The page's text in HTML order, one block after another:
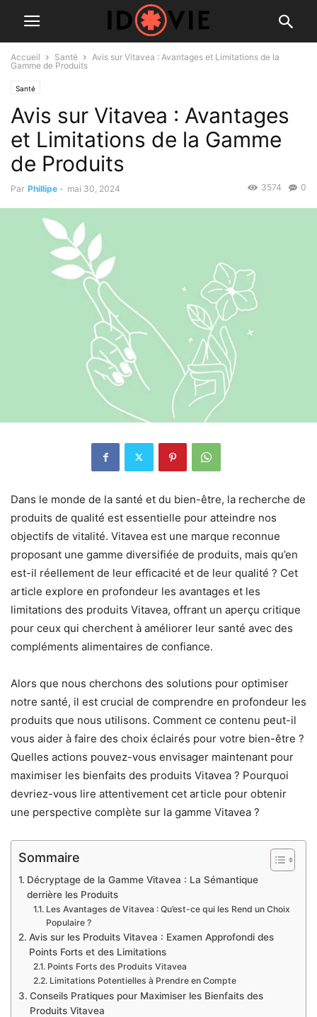
Accueil Santé
Avis sur Vitavea : Avantages et Limitations de la
Gamme de Produits
Santé
Avis sur Vitavea : Avantages
et Limitations de la Gamme
de Produits
Par Phillipe - mai 30, 2024 0
3574
Dans le monde de la santé et du bien-être, la recherche de
produits de qualité est essentielle pour atteindre nos
objectifs de vitalité. Vitavea est une marque reconnue
proposant une gamme diversifiée de produits, mais qu’en
est-il réellement de leur efficacité et de leur qualité ? Cet
article explore en profondeur les avantages et les
limitations des produits Vitavea, offrant un aperçu critique
pour ceux qui cherchent à améliorer leur santé avec des
compléments alimentaires de confiance.
Alors que nous cherchons des solutions pour optimiser
notre santé, il est crucial de comprendre en profondeur les
produits que nous utilisons. Comment ce contenu peut-il
vous aider à faire des choix éclairés pour votre bien-être ?
Quelles actions pouvez-vous envisager maintenant pour
maximiser les bienfaits des produits Vitavea ? Pourquoi
devriez-vous lire attentivement cet article pour obtenir
une perspective complète sur la gamme Vitavea ?
Sommaire
Décryptage de la Gamme Vitavea : La Sémantique
derrière les Produits
Les Avantages de Vitavea : Qu’est-ce qui les Rend un Choix
Populaire ?
Avis sur les Produits Vitavea : Examen Approfondi des
Points Forts et des Limitations
Points Forts des Produits Vitavea
Limitations Potentielles à Prendre en Compte
Conseils Pratiques pour Maximiser les Bienfaits des
Produits Vitavea